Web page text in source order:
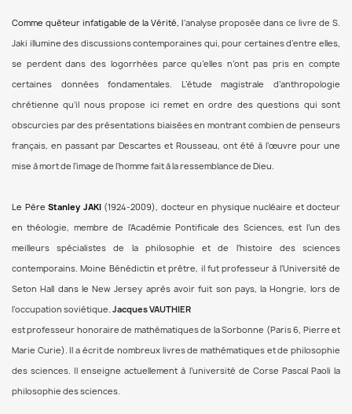
Comme quêteur infatigable de la Vérité, l’analyse proposée dans ce livre de S.
Jaki illumine des discussions contemporaines qui, pour certaines d’entre elles,
se perdent dans des logorrhées parce qu’elles n’ont pas pris en compte
certaines données fondamentales. L’étude magistrale d’anthropologie
chrétienne qu’il nous propose ici remet en ordre des questions qui sont
obscurcies par des présentations biaisées en montrant combien de penseurs
français, en passant par Descartes et Rousseau, ont été à l’œuvre pour une
mise à mort de l’image de l’homme fait à la ressemblance de Dieu.
Le Père Stanley JAKI (1924-2009), docteur en physique nucléaire et docteur
en théologie, membre de l’Académie Pontificale des Sciences, est l’un des
meilleurs spécialistes de la philosophie et de l’histoire des sciences
contemporains. Moine Bénédictin et prêtre, il fut professeur à l’Université de
Seton Hall dans le New Jersey après avoir fuit son pays, la Hongrie, lors de
l’occupation soviétique. Jacques VAUTHIER
est professeur honoraire de mathématiques de la Sorbonne (Paris 6, Pierre et
Marie Curie). Il a écrit de nombreux livres de mathématiques et de philosophie
des sciences. Il enseigne actuellement à l’université de Corse Pascal Paoli la
philosophie des sciences.